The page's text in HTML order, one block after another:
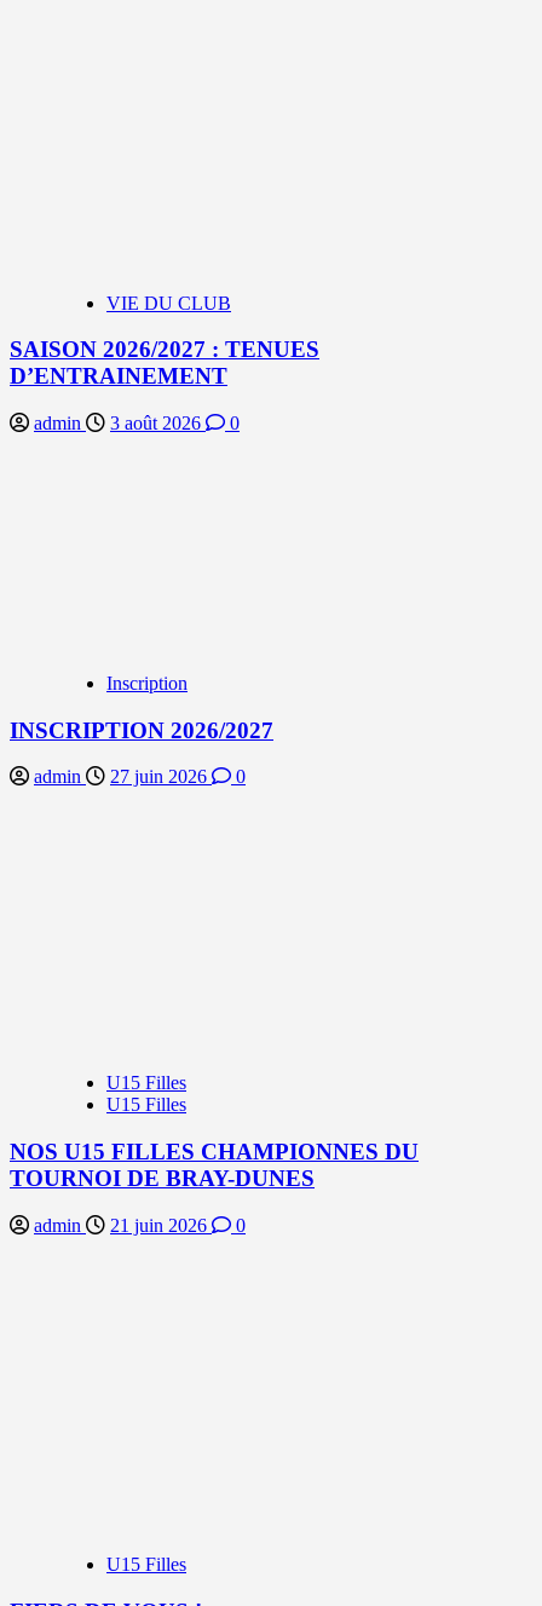
VIE DU CLUB
SAISON 2026/2027 : TENUES
D’ENTRAINEMENT
admin 3 août 2026 0
Inscription
INSCRIPTION 2026/2027
admin 27 juin 2026 0
U15 Filles
U15 Filles
NOS U15 FILLES CHAMPIONNES DU
TOURNOI DE BRAY-DUNES
admin 21 juin 2026 0
U15 Filles